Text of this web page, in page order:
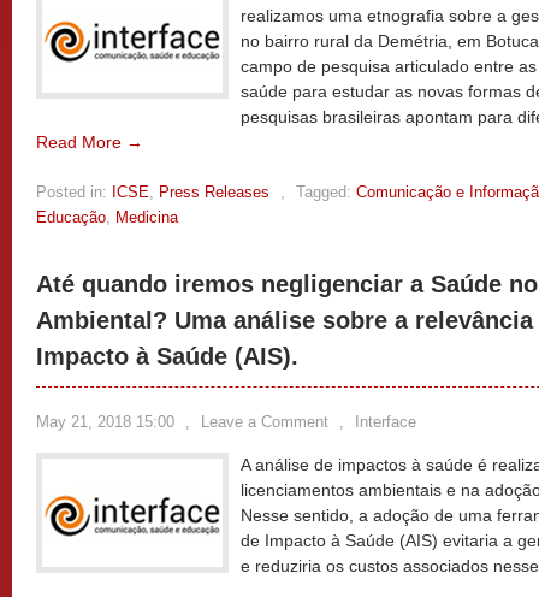
realizamos uma etnografia sobre a
no bairro rural da Demétria, em
campo de pesquisa articulado entre
saúde para estudar as novas formas
pesquisas brasileiras apontam para
Read More →
Posted in: ICSE, Press Releases , Tagged: Comunicação e
Educação, Medicina
Até quando iremos negligenciar a Saúde
Ambiental? Uma análise sobre a
Impacto à Saúde (AIS).
May 21, 2018 15:00 , Leave a Comment , Interface
A análise de impactos à saúde é
licenciamentos ambientais e na
Nesse sentido, a adoção de uma
de Impacto à Saúde (AIS) evitaria a
e reduziria os custos associados